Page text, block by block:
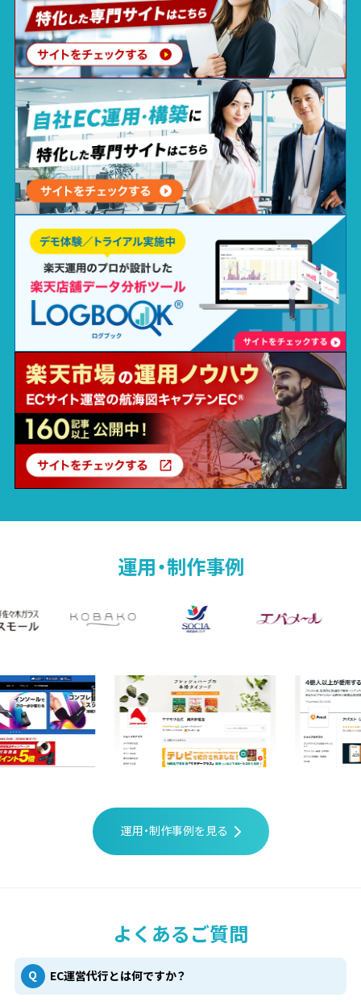
運用・制作事例
運用・制作事例を見る
よくあるご質問
EC運営代行とは何ですか？